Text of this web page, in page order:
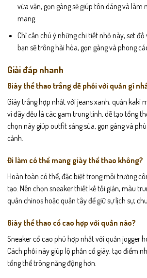
vừa vặn, gọn gàng sẽ giúp tôn dáng và làm
mang.
Chỉ cần chú ý những chi tiết nhỏ này, set
bạn sẽ trông hài hòa, gọn gàng và phong
Giải đáp nhanh
Giày thể thao trắng dễ phối với quần gì
Giày trắng hợp nhất với jeans xanh, quần kaki
vì đây đều là các gam trung tính, dễ tạo tổng
chọn này giúp outfit sáng sủa, gọn gàng và
cảnh.
Đi làm có thể mang giày thể thao không?
Hoàn toàn có thể, đặc biệt trong môi trường
tạo. Nên chọn sneaker thiết kế tối giản, màu
quần chinos hoặc quần tây để giữ sự lịch sự,
Giày thể thao cổ cao hợp với quần nào?
Sneaker cổ cao phù hợp nhất với quần jogger
Cách phối này giúp lộ phần cổ giày, tạo điểm
tổng thể trông năng động hơn.